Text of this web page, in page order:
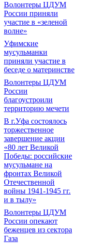
Волонтеры ЦДУМ
России приняли
участие в «зеленой
волне»
Уфимские
мусульманки
приняли участие в
беседе о материнстве
Волонтеры ЦДУМ
России
благоустроили
территорию мечети
В г.Уфа состоялось
торжественное
завершение акции
«80 лет Великой
Победы: российские
мусульмане на
фронтах Великой
Отечественной
войны 1941-1945 гг.
и в тылу»
Волонтеры ЦДУМ
России опекают
беженцев из сектора
Газа